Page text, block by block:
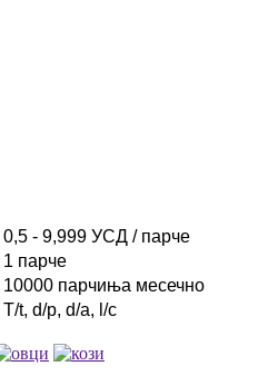
0,5 - 9,999 УСД / парче
1 парче
10000 парчиња месечно
T/t, d/p, d/a, l/c